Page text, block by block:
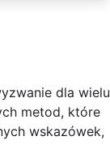
dla wielu
metod, które
wskazówek,